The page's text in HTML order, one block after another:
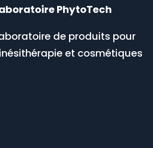
PhytoTech
de produits pour
et cosmétiques